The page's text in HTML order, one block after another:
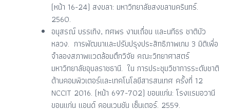
(หน้า 16-24) สงขลา: มหาวิทยาลัยสงขลานครินทร์.
2560.
อนุสรณ์ บรรเทิง, ทศพร งามเถื่อน และนทีธร ชาติบัว
หลวง. การพัฒนาและปรับปรุงประสิทธิภาพเกม 3 มิติเพื่อ
จำลองสภาพแวดล้อมตึกวิจัย คณะวิทยาศาสตร์
มหาวิทยาลัยอุบลราชธานี. ใน การประชุมวิชาการระดับชาติ
ด้านคอมพิวเตอร์และเทคโนโลยีสารสนเทศ ครั้งที่ 12
NCCIT 2016. (หน้า 697-702) ขอนแก่น: โรงแรมอวานี
ขอนแก่น แอนด์ คอนเวนชัน เซ็นเตอร์. 2559.